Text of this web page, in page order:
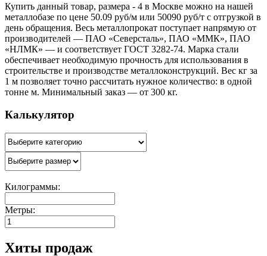
Купить данный товар, размера - 4 в Москве можно на нашей
металлобазе по цене 50.09 руб/м или 50090 руб/т с отгрузкой в
день обращения. Весь металлопрокат поступает напрямую от
производителей — ПАО «Северсталь», ПАО «ММК», ПАО
«НЛМК» — и соответствует ГОСТ 3282-74. Марка стали
обеспечивает необходимую прочность для использования в
строительстве и производстве металлоконструкций. Вес кг за
1 м позволяет точно рассчитать нужное количество: в одной
тонне м. Минимальный заказ — от 300 кг.
Калькулятор
Килограммы:
Метры:
Хиты продаж